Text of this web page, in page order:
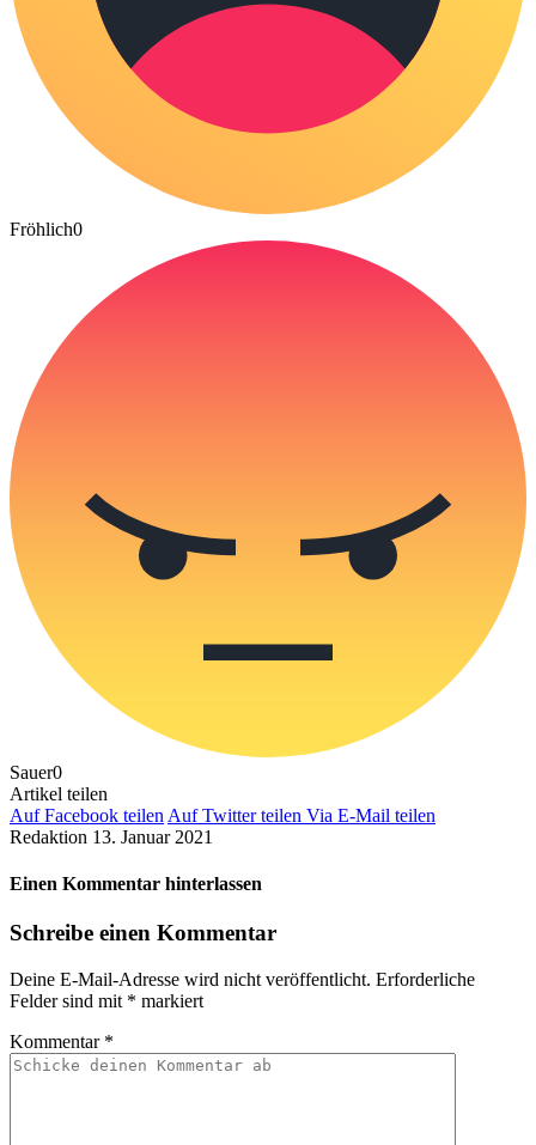
Fröhlich0
Sauer0
Artikel teilen
Auf Facebook teilen Auf Twitter teilen Via E-Mail teilen
Redaktion 13. Januar 2021
Einen Kommentar hinterlassen
Schreibe einen Kommentar
Deine E-Mail-Adresse wird nicht veröffentlicht. Erforderliche
Felder sind mit * markiert
Kommentar *